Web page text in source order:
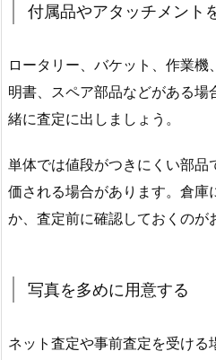
付属品やアタッチメント
ロータリー、バケット、作業
明書、スペア部品などがある場
緒に査定に出しましょう。
単体では値段がつきにくい部品
価される場合があります。倉庫
か、査定前に確認しておくのが
写真を多めに用意する
ネット査定や事前査定を受ける